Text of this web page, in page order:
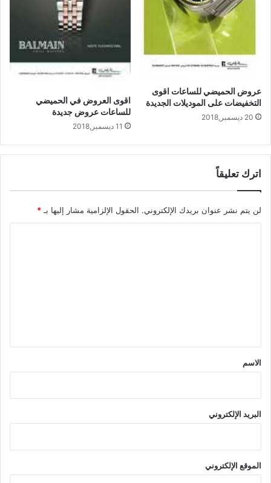
عروض الحميضي للساعات اقوى
التخفيضات على الموديلات الجديدة
20 ديسمبر,2018
اقوى العروض في الحميضي
للساعات عروض جديدة
11 ديسمبر,2018
اترك تعليقاً
لن يتم نشر عنوان بريدك الإلكتروني. الحقول الإلزامية مشار إليها بـ *
*
الاسم
البريد الإلكتروني
الموقع الإلكتروني